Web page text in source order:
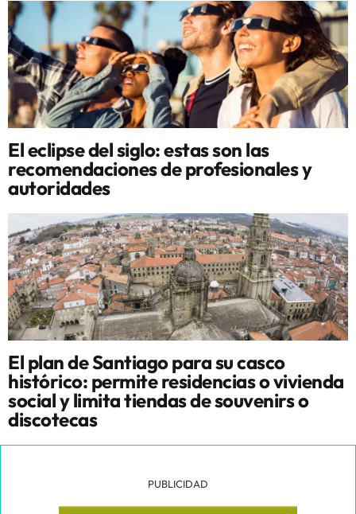
El eclipse del siglo: estas son las
recomendaciones de profesionales y
autoridades
El plan de Santiago para su casco
histórico: permite residencias o vivienda
social y limita tiendas de souvenirs o
discotecas
PUBLICIDAD